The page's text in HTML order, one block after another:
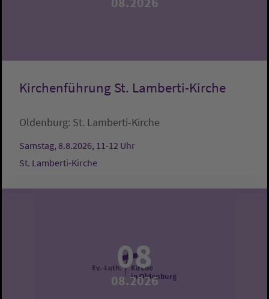
Kirchenführung St. Lamberti-Kirche
Oldenburg: St. Lamberti-Kirche
Samstag, 8.8.2026, 11-12 Uhr
St. Lamberti-Kirche
08
08.2026